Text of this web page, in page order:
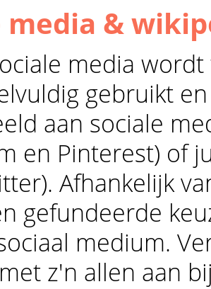
media &
media wordt
gebruikt
aan sociale
en Pinterest) of
Afhankelijk
gefundeerde
medium.
z'n allen aan